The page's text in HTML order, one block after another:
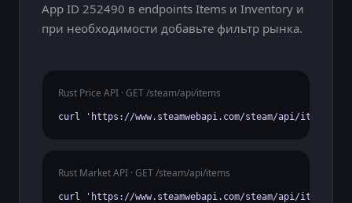
App ID 252490 в endpoints Items и Inventory и
при необходимости добавьте фильтр рынка.
Rust Price API · GET /steam/api/items
curl 'https://www.steamwebapi.com/steam/api/
Rust Market API · GET /steam/api/items
curl 'https://www.steamwebapi.com/steam/api/